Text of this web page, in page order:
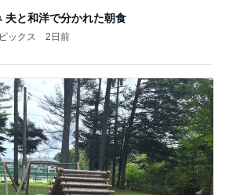
夫と和洋で分かれた朝食
ックス 2日前